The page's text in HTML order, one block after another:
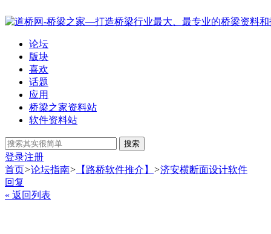
论坛
版块
喜欢
话题
应用
桥梁之家资料站
软件资料站
搜索
登录注册
首页>论坛指南> 【路桥软件推介】 >济安横断面设计软件
回复
« 返回列表